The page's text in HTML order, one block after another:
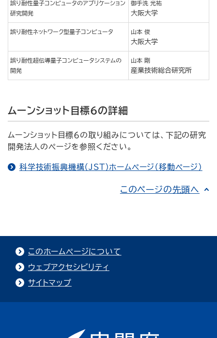
誤り耐性量子コンピュータのアプリケーション
研究開発
御手洗 光祐
大阪大学
誤り耐性ネットワーク型量子コンピュータ 山本 俊
大阪大学
誤り耐性超伝導量子コンピュータシステムの
開発
山本 剛
産業技術総合研究所
ムーンショット目標６の詳細
ムーンショット目標６の取り組みについては、下記の研究
開発法人のページを参照ください。
科学技術振興機構（JST）ホームページ（移動ページ）
このページの先頭へ
このホームページについて
ウェブアクセシビリティ
サイトマップ